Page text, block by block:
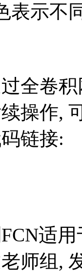
表示不
全卷
操作,
码链
FCN适
师组,